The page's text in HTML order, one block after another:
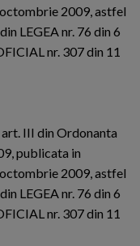
2009, astfel
LEGEA nr. 76 din 6
nr. 307 din 11
III din Ordonanta
publicata in
2009, astfel
LEGEA nr. 76 din 6
nr. 307 din 11